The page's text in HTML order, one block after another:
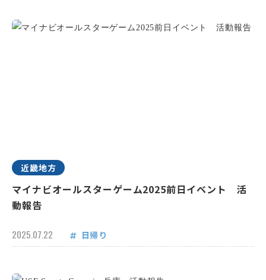
近畿地方
マイナビオールスターゲーム2025前日イベント 活
動報告
2025.07.22 日帰り